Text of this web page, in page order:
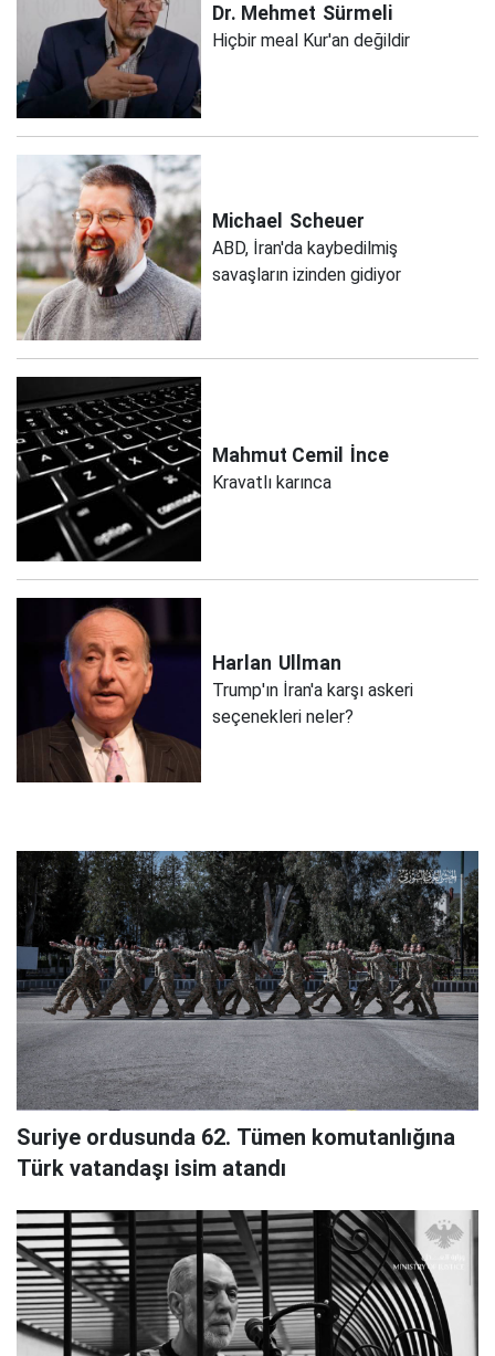
Dr. Mehmet Sürmeli
Hiçbir meal Kur'an değildir
Michael Scheuer
ABD, İran'da kaybedilmiş
savaşların izinden gidiyor
Mahmut Cemil İnce
Kravatlı karınca
Harlan Ullman
Trump'ın İran'a karşı askeri
seçenekleri neler?
Suriye ordusunda 62. Tümen komutanlığına
Türk vatandaşı isim atandı